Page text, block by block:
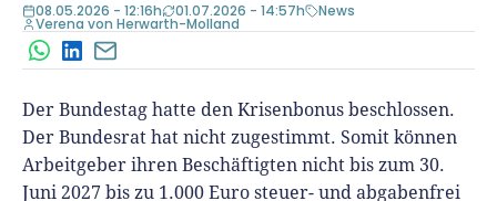
Bin ich ein Gründer?
Geschäftsmodell entwickeln
Businessplan schreiben
Businessplan-Vorlage & Muster
Firma gründen: 10 Tipps
UG gründen
GmbH gründen
Wachsen
6 Tipps zum Start
Finanzieren
08.05.2026 - 12:16h 01.07.2026 - 14:57h News
Verena von Herwarth-Molland
WhatsApp
LinkedIn
E-Mail
Der Bundestag hatte den Krisenbonus beschlossen.
Der Bundesrat hat nicht zugestimmt. Somit können
Arbeitgeber ihren Beschäftigten nicht bis zum 30.
Juni 2027 bis zu 1.000 Euro steuer- und abgabenfrei